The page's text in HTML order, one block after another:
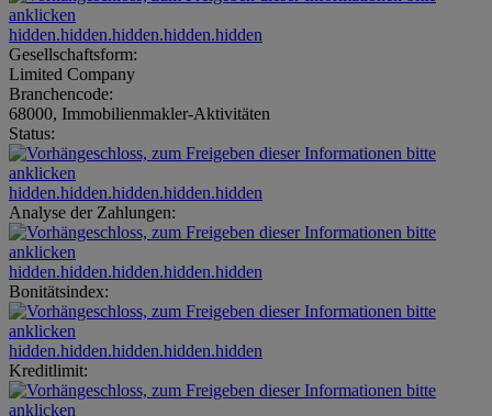
hidden.hidden.hidden.hidden.hidden
Gesellschaftsform:
Limited Company
Branchencode:
68000, Immobilienmakler-Aktivitäten
Status:
hidden.hidden.hidden.hidden.hidden
Analyse der Zahlungen:
hidden.hidden.hidden.hidden.hidden
Bonitätsindex:
hidden.hidden.hidden.hidden.hidden
Kreditlimit: